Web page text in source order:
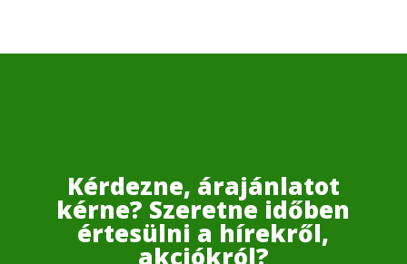
Kérdezne, árajánlatot
kérne? Szeretne időben
értesülni a hírekről,
akciókról?